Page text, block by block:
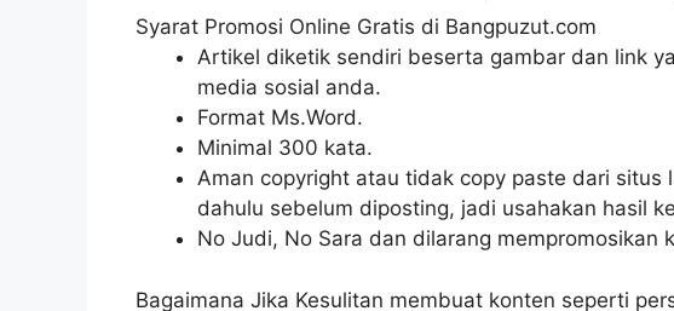
Syarat Promosi Online Gratis di Bangpuzut.com
Artikel diketik sendiri beserta gambar dan link
media sosial anda.
Format Ms.Word.
Minimal 300 kata.
Aman copyright atau tidak copy paste dari situs
dahulu sebelum diposting, jadi usahakan hasil
No Judi, No Sara dan dilarang mempromosikan
Bagaimana Jika Kesulitan membuat konten seperti